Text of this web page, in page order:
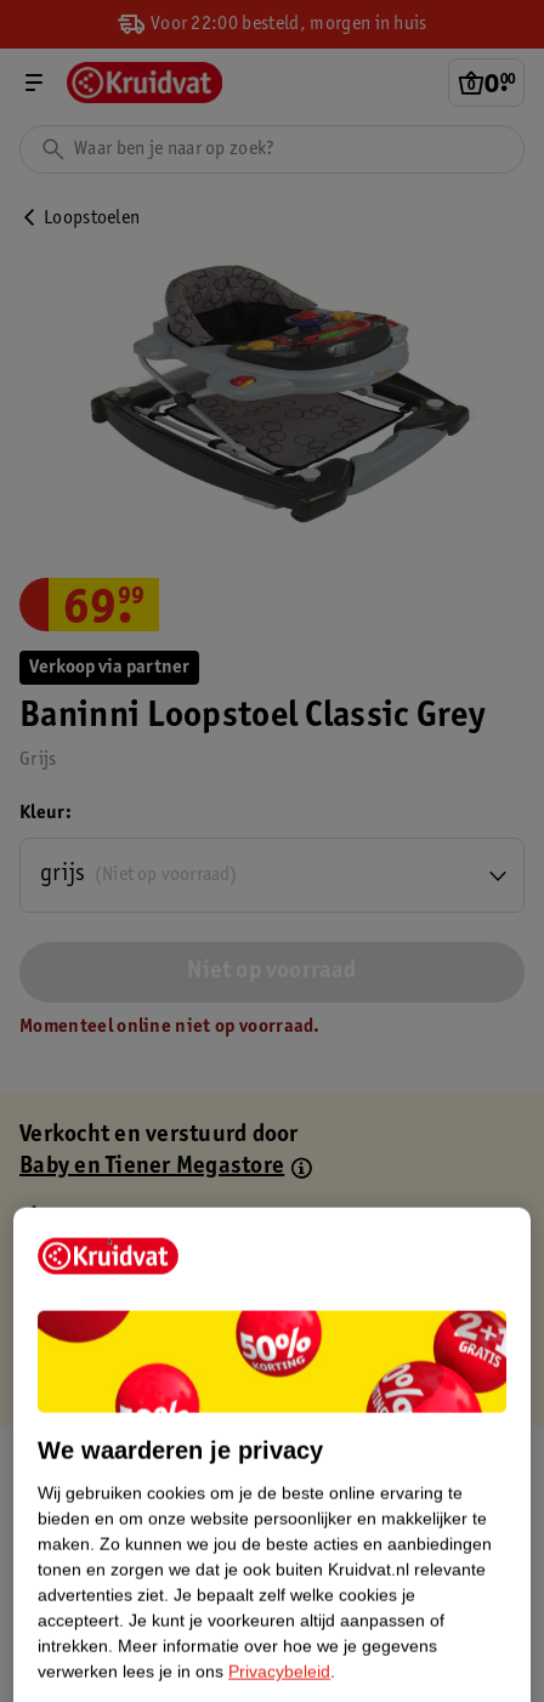
Voor 22:00 besteld, morgen in huis
0.
00
Loopstoelen
Verkoop via partner
Baninni Loopstoel Classic Grey
Grijs
69.
99
Kleur
(Niet op voorraad)
grijs
Momenteel online niet op voorraad.
Verkocht en verstuurd door
Baby en Tiener Megastore
Gratis thuisbezorgd
Gratis retourneren via verkooppartner.
Over dit product
Productinformatie
Nature Impact Score
Dit product heeft (nog) geen Nature
Impact Score.
Meer informatie
We waarderen je privacy
Wij gebruiken cookies om je de beste online ervaring te
bieden en om onze website persoonlijker en makkelijker te
maken. Zo kunnen we jou de beste acties en aanbiedingen
tonen en zorgen we dat je ook buiten Kruidvat.nl relevante
advertenties ziet. Je bepaalt zelf welke cookies je
accepteert. Je kunt je voorkeuren altijd aanpassen of
intrekken. Meer informatie over hoe we je gegevens
verwerken lees je in ons Privacybeleid.